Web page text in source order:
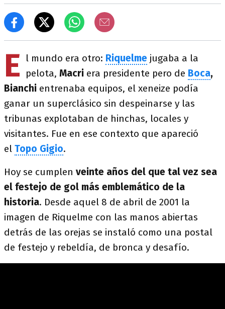
E l mundo era otro: Riquelme jugaba a la
pelota, Macri era presidente pero de Boca,
Bianchi entrenaba equipos, el xeneize podía
ganar un superclásico sin despeinarse y las
tribunas explotaban de hinchas, locales y
visitantes. Fue en ese contexto que apareció
el Topo Gigio.
Hoy se cumplen veinte años del que tal vez sea
el festejo de gol más emblemático de la
historia. Desde aquel 8 de abril de 2001 la
imagen de Riquelme con las manos abiertas
detrás de las orejas se instaló como una postal
de festejo y rebeldía, de bronca y desafío.